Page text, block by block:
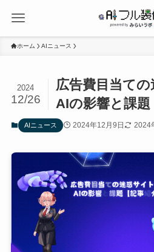
ホーム AIニュース
広告費目当ての
AIの影響と課
2024
12/26
AIニュース 2024年12月9日 2024